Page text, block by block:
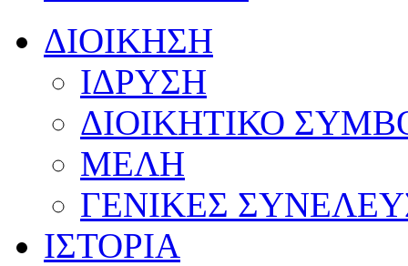
ΔΙΟΙΚΗΣΗ
ΙΔΡΥΣΗ
ΔΙΟΙΚΗΤΙΚΟ
ΜΕΛΗ
ΓΕΝΙΚΕΣ
ΙΣΤΟΡΙΑ